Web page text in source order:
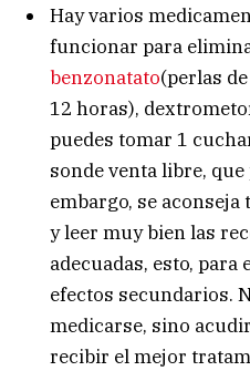
Hay varios
funcionar para
benzonatato(perlas
12 horas),
puedes tomar 1
sonde venta libre,
embargo, se
y leer muy bien las
adecuadas, esto,
efectos secundarios.
medicarse, sino
recibir el mejor